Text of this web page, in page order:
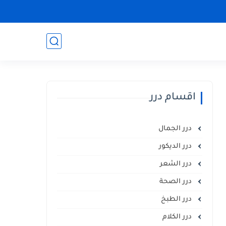
اقسام درر
درر الجمال
درر الديكور
درر الشعر
درر الصحة
درر الطبخ
درر الكلام